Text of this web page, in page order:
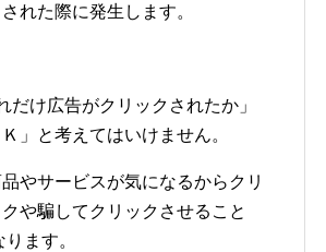
れた際に発生します。
け広告がクリックされたか」
」と考えてはいけません。
やサービスが気になるからクリ
や騙してクリックさせること
ます。